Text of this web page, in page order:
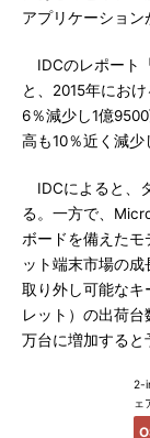
アプリケーション
IDCのレポート
と、2015年にお
6％減少し1億
高も10％近く減少
IDCによると、
る。一方で、
ボードを備えた
ット端末市場の成
取り外し可能な
レット）の出荷
万台に増加すると
2-
ェ